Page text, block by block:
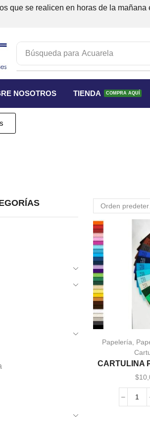
que se realicen en horas de la
Búsqueda para Acuarela
NOSOTROS TIENDA COMPRA AQUÍ
Papelería,
CARTULINA
$